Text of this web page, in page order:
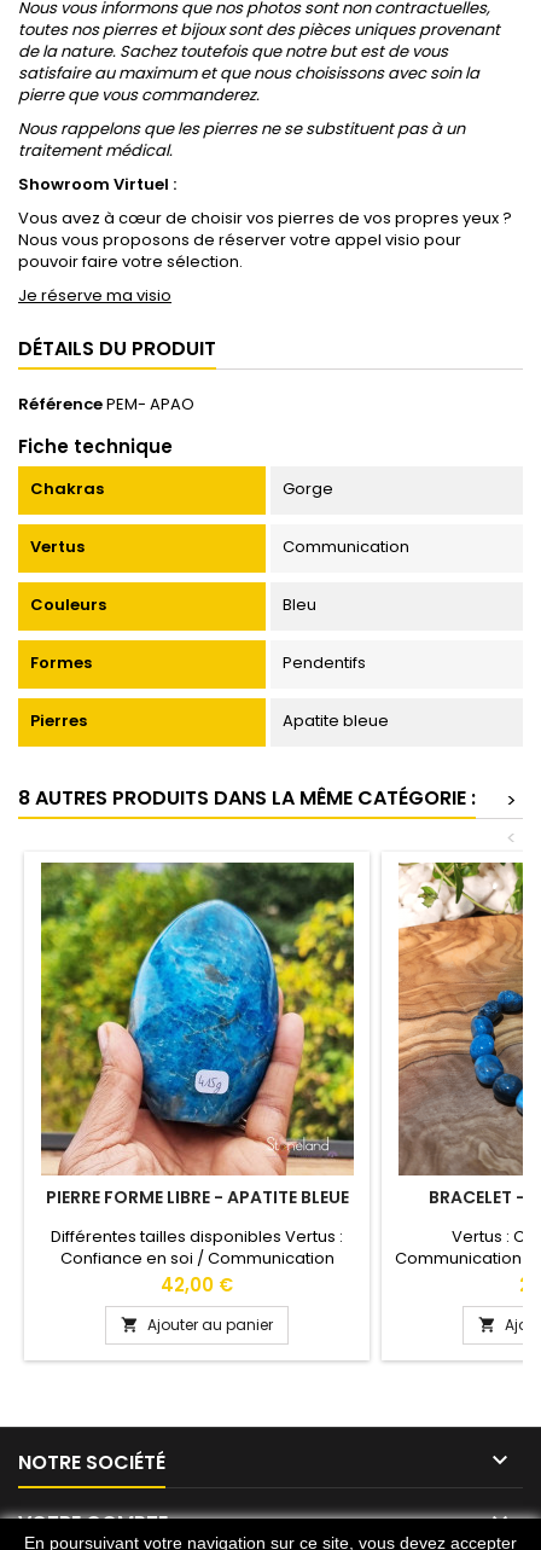
Nous vous informons que nos photos sont non contractuelles,
toutes nos pierres et bijoux sont des pièces uniques provenant
de la nature. Sachez toutefois que notre but est de vous
satisfaire au maximum et que nous choisissons avec soin la
pierre que vous commanderez.
Nous rappelons que les pierres ne se substituent pas à un
traitement médical.
Showroom Virtuel :
Vous avez à cœur de choisir vos pierres de vos propres yeux ?
Nous vous proposons de réserver votre appel visio pour
pouvoir faire votre sélection.
Je réserve ma visio
DÉTAILS DU PRODUIT
RéférencePEM- APAO
Fiche technique
Chakras Gorge
Vertus Communication
Couleurs Bleu
Formes Pendentifs
Pierres Apatite bleue
8 AUTRES PRODUITS DANS LA MÊME CATÉGORIE :
>
<
PIERRE FORME LIBRE - APATITE BLEUE
Différentes tailles disponibles Vertus :
Confiance en soi / Communication
Couleurs : Bleu Chakras : Gorge
Prix
42,00 €
 Ajouter au panier
BRACELET -
Vertus :
Communication

NOTRE SOCIÉTÉ 
VOTRE COMPTE 
En poursuivant votre navigation sur ce site, vous devez accepter